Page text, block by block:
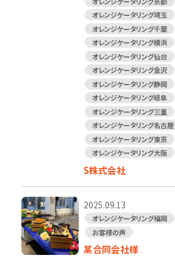
オレンジケータリング埼玉
オレンジケータリング千葉
オレンジケータリング横浜
オレンジケータリング仙台
オレンジケータリング金沢
オレンジケータリング静岡
オレンジケータリング岐阜
オレンジケータリング三重
オレンジケータリング名古屋
オレンジケータリング東京
オレンジケータリング大阪
S株式会社
2025.09.13
オレンジケータリング福岡
お客様の声
某合同会社様